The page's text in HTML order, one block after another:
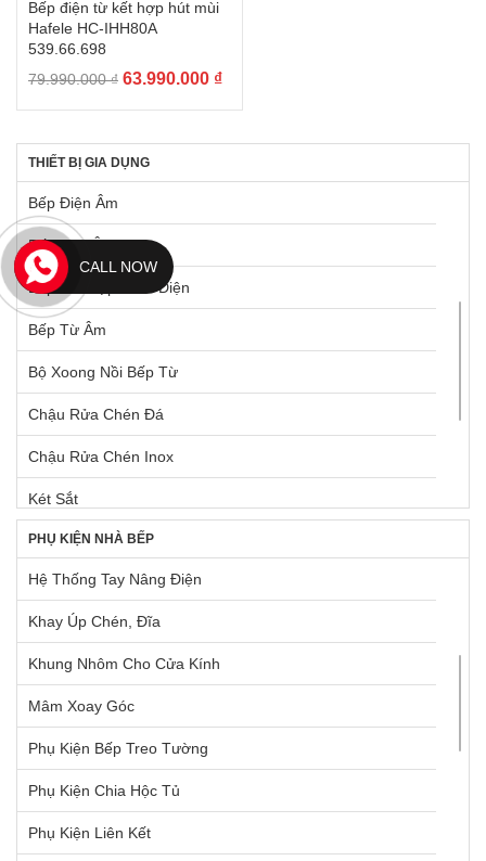
Bếp điện từ kết hợp hút mùi
Hafele HC-IHH80A
539.66.698
79.990.000₫ Giá
79.990.000 ₫.
63.990.000 ₫Giá
là:
THIẾT BỊ GIA DỤNG
Bếp Điện Âm
Bếp Gas Âm
Bếp Kết Hợp Từ & Điện
Bếp Từ Âm
Bộ Xoong Nồi Bếp Từ
Chậu Rửa Chén Đá
Chậu Rửa Chén Inox
Két Sắt
Lò Nướng Âm Tủ
Lò Nướng Ngoài Trời
Máy Giặt & Máy Sấy
Máy Hút Mùi Âm Tủ
Máy Hút Mùi Gắn Tường
Máy Pha Cà Phê
Máy Rửa Chén
Máy Xay, Máy Ép Trái Cây
PHỤ KIỆN NHÀ BẾP
Hệ Thống Tay Nâng Điện
Khay Úp Chén, Đĩa
Khung Nhôm Cho Cửa Kính
Mâm Xoay Góc
Phụ Kiện Bếp Treo Tường
Phụ Kiện Chia Hộc Tủ
Phụ Kiện Liên Kết
CALL NOW